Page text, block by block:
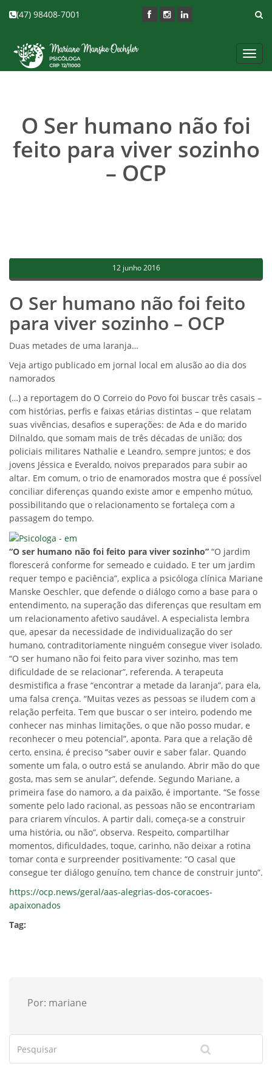
(47) 98408-7001
O Ser humano não foi
feito para viver sozinho
– OCP
12 junho 2016
O Ser humano não foi feito
para viver sozinho – OCP
Duas metades de uma laranja…
Veja artigo publicado em jornal local em alusão ao dia dos
namorados
(…) a reportagem do O Correio do Povo foi buscar três casais –
com histórias, perfis e faixas etárias distintas – que relatam
suas vivências, desafios e superações: de Ada e do marido
Dilnaldo, que somam mais de três décadas de união; dos
policiais militares Nathalie e Leandro, sempre juntos; e dos
jovens Jéssica e Everaldo, noivos preparados para subir ao
altar. Em comum, o trio de enamorados mostra que é possível
conciliar diferenças quando existe amor e empenho mútuo,
possibilitando que o relacionamento se fortaleça com a
passagem do tempo.
“O ser humano não foi feito para viver sozinho” “O jardim
florescerá conforme for semeado e cuidado. E ter um jardim
requer tempo e paciência”, explica a psicóloga clínica Mariane
Manske Oeschler, que defende o diálogo como a base para o
entendimento, na superação das diferenças que resultam em
um relacionamento afetivo saudável. A especialista lembra
que, apesar da necessidade de individualização do ser
humano, contraditoriamente ninguém consegue viver isolado.
“O ser humano não foi feito para viver sozinho, mas tem
dificuldade de se relacionar”, referenda. A terapeuta
desmistifica a frase “encontrar a metade da laranja”, para ela,
uma falsa crença. “Muitas vezes as pessoas se iludem com a
relação perfeita. Tem que buscar o ser inteiro, podendo me
conhecer nas minhas limitações, o que não posso mudar, e
reconhecer o meu potencial”, aponta. Para que a relação dê
certo, ensina, é preciso “saber ouvir e saber falar. Quando
somente um fala, o outro está se anulando. Abrir mão do que
gosta, mas sem se anular”, defende. Segundo Mariane, a
primeira fase do namoro, a da paixão, é importante. “Se fosse
somente pelo lado racional, as pessoas não se encontrariam
para criarem vínculos. A partir dali, começa-se a construir
uma história, ou não”, observa. Respeito, compartilhar
momentos, dificuldades, toque, carinho, não deixar a rotina
tomar conta e surpreender positivamente: “O casal que
consegue ter diálogo genuíno, tem chance de construir junto”.
https://ocp.news/geral/aas-alegrias-dos-coracoes-
apaixonados
Tag:
Por: mariane